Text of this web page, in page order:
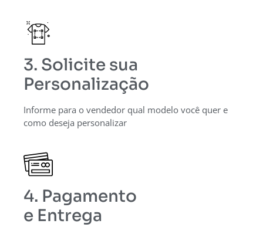
3. Solicite sua
Personalização
Informe para o vendedor qual modelo você quer e
como deseja personalizar
4. Pagamento
e Entrega